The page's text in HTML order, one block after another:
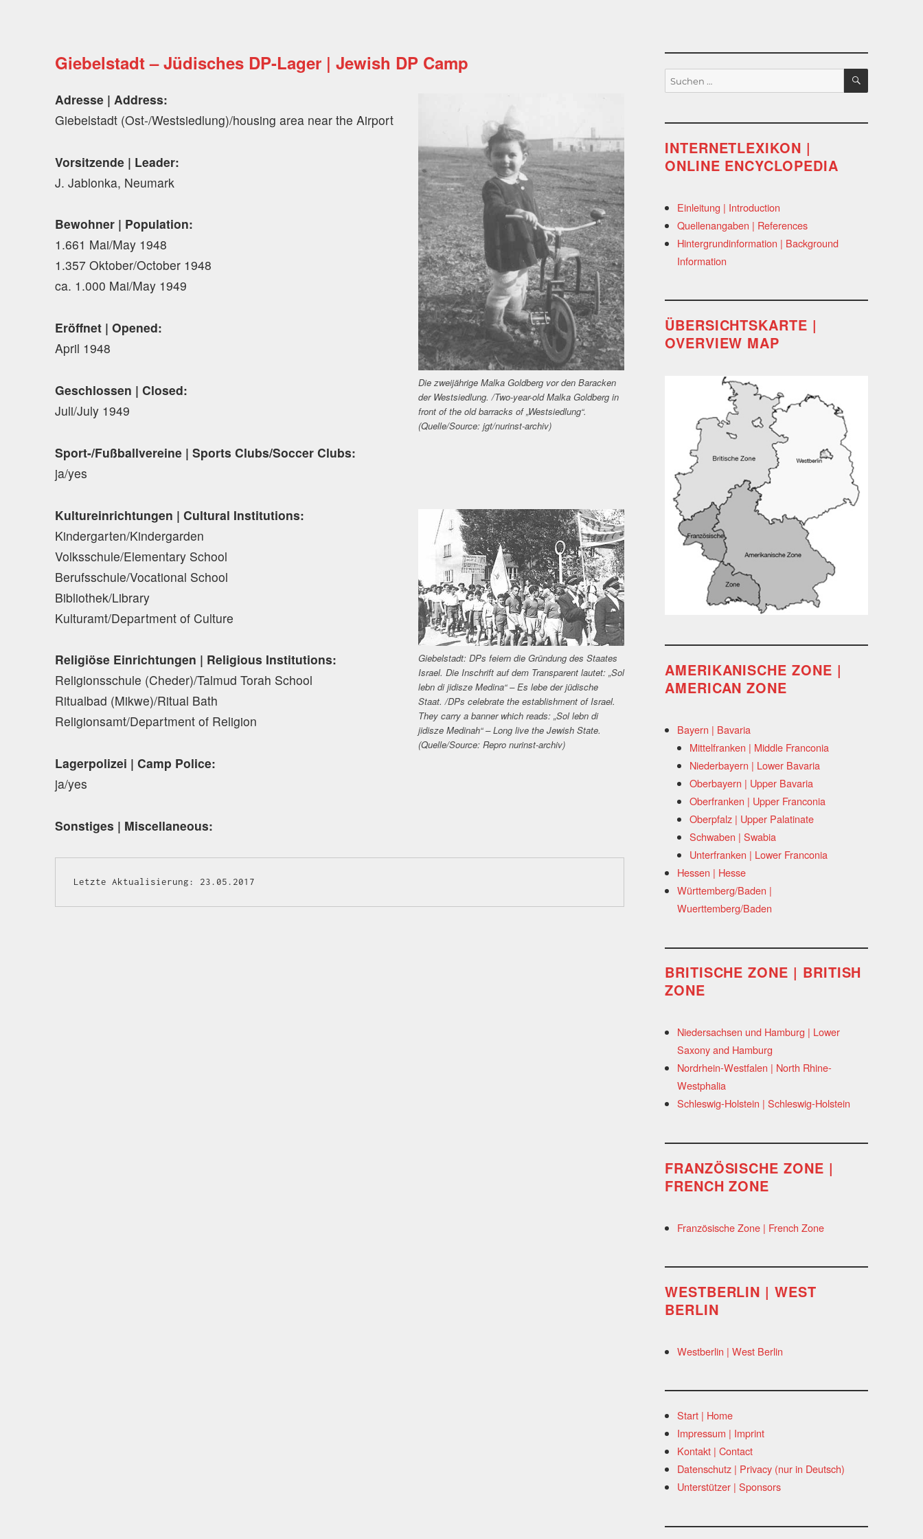
Giebelstadt – Jüdisches DP-Lager | Jewish DP Camp
Die zweijährige Malka Goldberg vor den Baracken
der Westsiedlung. /Two-year-old Malka Goldberg in
front of the old barracks of „Westsiedlung“.
(Quelle/Source: jgt/nurinst-archiv)
Adresse | Address:
Giebelstadt (Ost-/Westsiedlung)/housing area near the Airport
Vorsitzende | Leader:
J. Jablonka, Neumark
Bewohner | Population:
1.661 Mai/May 1948
1.357 Oktober/October 1948
ca. 1.000 Mai/May 1949
Eröffnet | Opened:
April 1948
Geschlossen | Closed:
Juli/July 1949
Sport-/Fußballvereine | Sports Clubs/Soccer Clubs:
ja/yes
Giebelstadt: DPs feiern die Gründung des Staates
Israel. Die Inschrift auf dem Transparent lautet: „Sol
lebn di jidisze Medina“ – Es lebe der jüdische
Staat. /DPs celebrate the establishment of Israel.
They carry a banner which reads: „Sol lebn di
jidisze Medinah“ – Long live the Jewish State.
(Quelle/Source: Repro nurinst-archiv)
Kultureinrichtungen | Cultural Institutions:
Kindergarten/Kindergarden
Volksschule/Elementary School
Berufsschule/Vocational School
Bibliothek/Library
Kulturamt/Department of Culture
Religiöse Einrichtungen | Religious Institutions:
Religionsschule (Cheder)/Talmud Torah School
Ritualbad (Mikwe)/Ritual Bath
Religionsamt/Department of Religion
Lagerpolizei | Camp Police:
ja/yes
Sonstiges | Miscellaneous:
Letzte Aktualisierung: 23.05.2017
Suchen
nach:
SUCHEN
INTERNETLEXIKON |
ONLINE ENCYCLOPEDIA
Einleitung | Introduction
Quellenangaben | References
Hintergrundinformation | Background
Information
ÜBERSICHTSKARTE |
OVERVIEW MAP
AMERIKANISCHE ZONE |
AMERICAN ZONE
Bayern | Bavaria
Mittelfranken | Middle Franconia
Niederbayern | Lower Bavaria
Oberbayern | Upper Bavaria
Oberfranken | Upper Franconia
Oberpfalz | Upper Palatinate
Schwaben | Swabia
Unterfranken | Lower Franconia
Hessen | Hesse
Württemberg/Baden |
Wuerttemberg/Baden
BRITISCHE ZONE | BRITISH
ZONE
Niedersachsen und Hamburg | Lower
Saxony and Hamburg
Nordrhein-Westfalen | North Rhine-
Westphalia
Schleswig-Holstein | Schleswig-Holstein
FRANZÖSISCHE ZONE |
FRENCH ZONE
Französische Zone | French Zone
WESTBERLIN | WEST
BERLIN
Westberlin | West Berlin
Start | Home
Impressum | Imprint
Kontakt | Contact
Datenschutz | Privacy (nur in Deutsch)
Unterstützer | Sponsors